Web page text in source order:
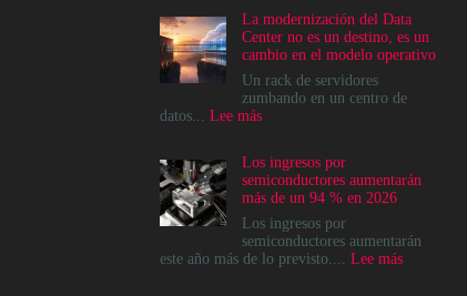
La modernización del Data
Center no es un destino, es un
cambio en el modelo operativo
Un rack de servidores
zumbando en un centro de
datos... Lee más:
del
Data
Center
no
es
un
Los ingresos por
semiconductores aumentarán
más de un 94 % en 2026
Los ingresos por
semiconductores aumentarán
este año más de lo previsto.... Lee más: